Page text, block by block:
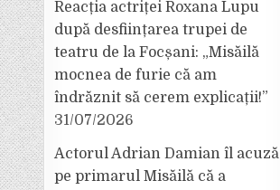
Reacția actriței Roxana Lupu
după desființarea trupei de
teatru de la Focșani: „Misăilă
mocnea de furie că am
îndrăznit să cerem explicații!”
31/07/2026
Actorul Adrian Damian îl acuză
pe primarul Misăilă că a